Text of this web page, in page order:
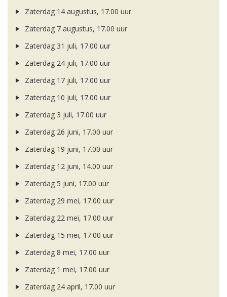
Zaterdag 14 augustus, 17.00 uur
Zaterdag 7 augustus, 17.00 uur
Zaterdag 31 juli, 17.00 uur
Zaterdag 24 juli, 17.00 uur
Zaterdag 17 juli, 17.00 uur
Zaterdag 10 juli, 17.00 uur
Zaterdag 3 juli, 17.00 uur
Zaterdag 26 juni, 17.00 uur
Zaterdag 19 juni, 17.00 uur
Zaterdag 12 juni, 14.00 uur
Zaterdag 5 juni, 17.00 uur
Zaterdag 29 mei, 17.00 uur
Zaterdag 22 mei, 17.00 uur
Zaterdag 15 mei, 17.00 uur
Zaterdag 8 mei, 17.00 uur
Zaterdag 1 mei, 17.00 uur
Zaterdag 24 april, 17.00 uur